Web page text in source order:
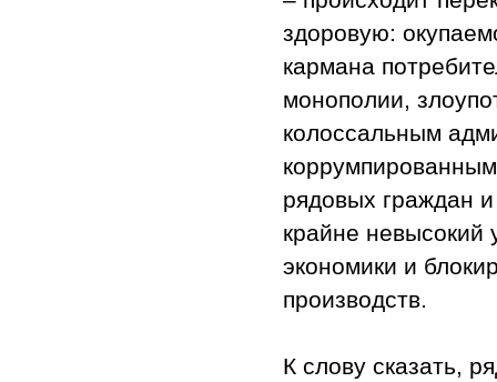
здоровую:
кармана
монополии,
колоссальным
рядовых граждан
крайне невысокий
экономики и
производств.
К слову сказать,